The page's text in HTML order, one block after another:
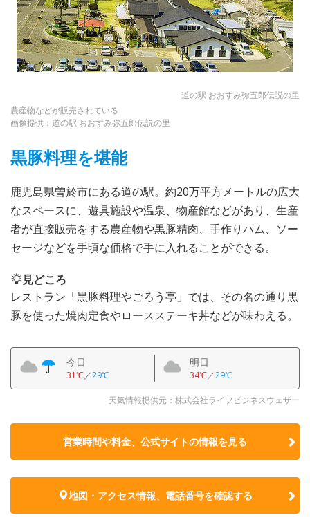
道の駅 おおすみ弥五郎伝説の里
農産物などが販売されている
画像提供：道の駅 おおすみ弥五郎伝説の里
黒豚料理を堪能
鹿児島県曽於市にある道の駅。約20万平方メートルの広大
なスペースに、遊具施設や温泉、物産館などがあり、生産
者が直接販売をする農産物や黒豚精肉、手作りハム、ソー
セージなどを手頃な価格で手に入れることができる。
見どころ
レストラン「黒豚料理やごろう亭」では、その名の通り黒
豚を使った焼肉定食やロースステーキ丼などが味わえる。
今日
31℃／29℃
明日
34℃／29℃
天気情報提供元：株式会社ライフビジネスウェザー
営業時間や料金、公式サイトの情報を見る
地図・アクセス情報、電話番号を確認する